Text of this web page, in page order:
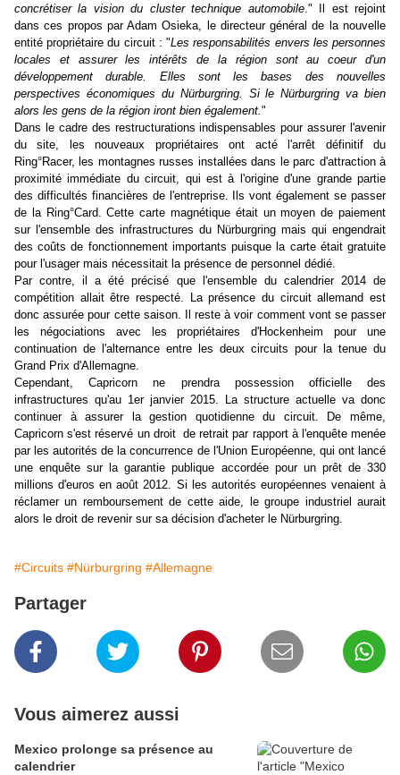
concrétiser la vision du cluster technique automobile." Il est rejoint
dans ces propos par Adam Osieka, le directeur général de la nouvelle
entité propriétaire du circuit : "Les responsabilités envers les personnes
locales et assurer les intérêts de la région sont au coeur d'un
développement durable. Elles sont les bases des nouvelles
perspectives économiques du Nürburgring. Si le Nürburgring va bien
alors les gens de la région iront bien également."
Dans le cadre des restructurations indispensables pour assurer l'avenir
du site, les nouveaux propriétaires ont acté l'arrêt définitif du
Ring°Racer, les montagnes russes installées dans le parc d'attraction à
proximité immédiate du circuit, qui est à l'origine d'une grande partie
des difficultés financières de l'entreprise. Ils vont également se passer
de la Ring°Card. Cette carte magnétique était un moyen de paiement
sur l'ensemble des infrastructures du Nürburgring mais qui engendrait
des coûts de fonctionnement importants puisque la carte était gratuite
pour l'usager mais nécessitait la présence de personnel dédié.
Par contre, il a été précisé que l'ensemble du calendrier 2014 de
compétition allait être respecté. La présence du circuit allemand est
donc assurée pour cette saison. Il reste à voir comment vont se passer
les négociations avec les propriétaires d'Hockenheim pour une
continuation de l'alternance entre les deux circuits pour la tenue du
Grand Prix d'Allemagne.
Cependant, Capricorn ne prendra possession officielle des
infrastructures qu'au 1er janvier 2015. La structure actuelle va donc
continuer à assurer la gestion quotidienne du circuit. De même,
Capricorn s'est réservé un droit de retrait par rapport à l'enquête menée
par les autorités de la concurrence de l'Union Européenne, qui ont lancé
une enquête sur la garantie publique accordée pour un prêt de 330
millions d'euros en août 2012. Si les autorités européennes venaient à
réclamer un remboursement de cette aide, le groupe industriel aurait
alors le droit de revenir sur sa décision d'acheter le Nürburgring.
#Circuits #Nürburgring #Allemagne
Partager
Vous aimerez aussi
Mexico prolonge sa présence au
calendrier